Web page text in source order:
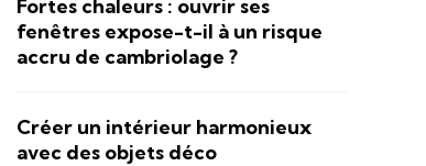
Fortes chaleurs : ouvrir ses
fenêtres expose-t-il à un risque
accru de cambriolage ?
Créer un intérieur harmonieux
avec des objets déco